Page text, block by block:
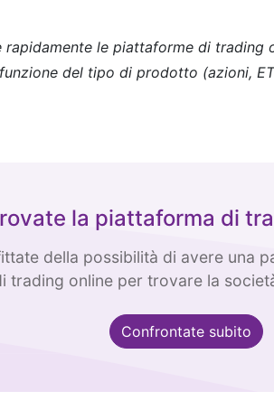
le piattaforme di trading
del tipo di prodotto (azioni,
la piattaforma di
della possibilità di avere una
trading online per trovare la
Confrontate subito